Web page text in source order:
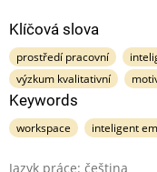
Klíčová slova
prostředí pracovní
výzkum kvalitativní
Keywords
workspace inteligent
Jazyk práce: čeština